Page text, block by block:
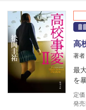
高
著
最
を
定価
発